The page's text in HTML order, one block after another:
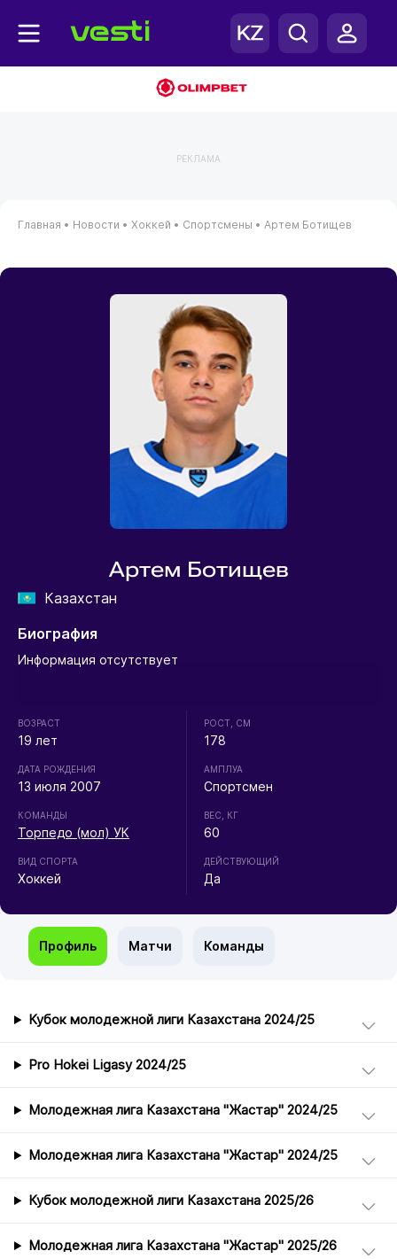
РЕКЛАМА
Главная • Новости • Хоккей • Спортсмены • Артем Ботищев
Артем Ботищев
Казахстан
Биография
Информация отсутствует
ВОЗРАСТ
19 лет
ДАТА РОЖДЕНИЯ
13 июля 2007
КОМАНДЫ
Торпедо (мол) УК
ВИД СПОРТА
Хоккей
РОСТ, СМ
178
АМПЛУА
Спортсмен
ВЕС, КГ
60
ДЕЙСТВУЮЩИЙ
Да
Профиль Матчи Команды
Кубок молодежной лиги Казахстана 2024/25
Pro Hokei Ligasy 2024/25
Молодежная лига Казахстана "Жастар" 2024/25
Молодежная лига Казахстана "Жастар" 2024/25
Кубок молодежной лиги Казахстана 2025/26
Молодежная лига Казахстана "Жастар" 2025/26